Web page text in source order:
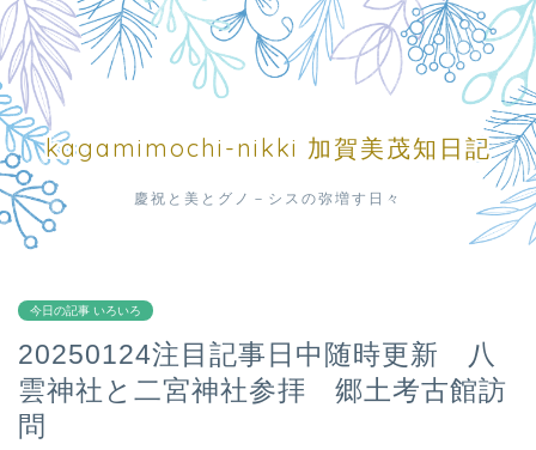
kagamimochi-nikki 加賀美茂知日記
慶祝と美とグノ－シスの弥増す日々
今日の記事 いろいろ
20250124注目記事日中随時更新 八
雲神社と二宮神社参拝 郷土考古館訪
問